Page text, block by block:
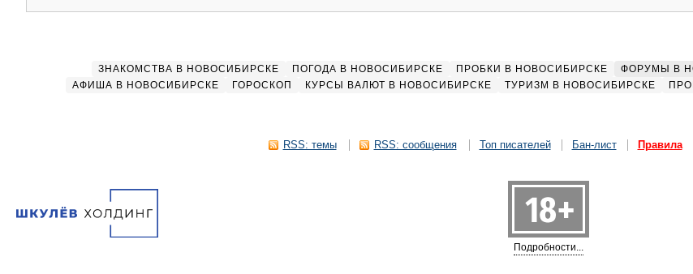
ЗНАКОМСТВА В НОВОСИБИРСКЕ ПОГОДА В НОВОСИБИРСКЕ ПРОБКИ В НОВОСИБИРСКЕ ФОРУМЫ В
АФИША В НОВОСИБИРСКЕ
ГОРОСКОП КУРСЫ ВАЛЮТ В НОВОСИБИРСКЕ ТУРИЗМ В НОВОСИБИРСКЕ
RSS: темы RSS: сообщения Топ писателей Бан-лист Правила
Подробности...